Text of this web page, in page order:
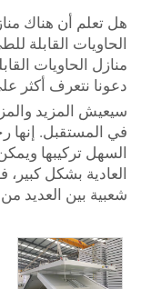
هل تعلم أن هناك
الحاويات القابلة
منازل الحاويات
دعونا نتعرف أكثر
سيعيش المزيد
في المستقبل. إنها
السهل تركيبها
العادية بشكل
شعبية بين العديد من